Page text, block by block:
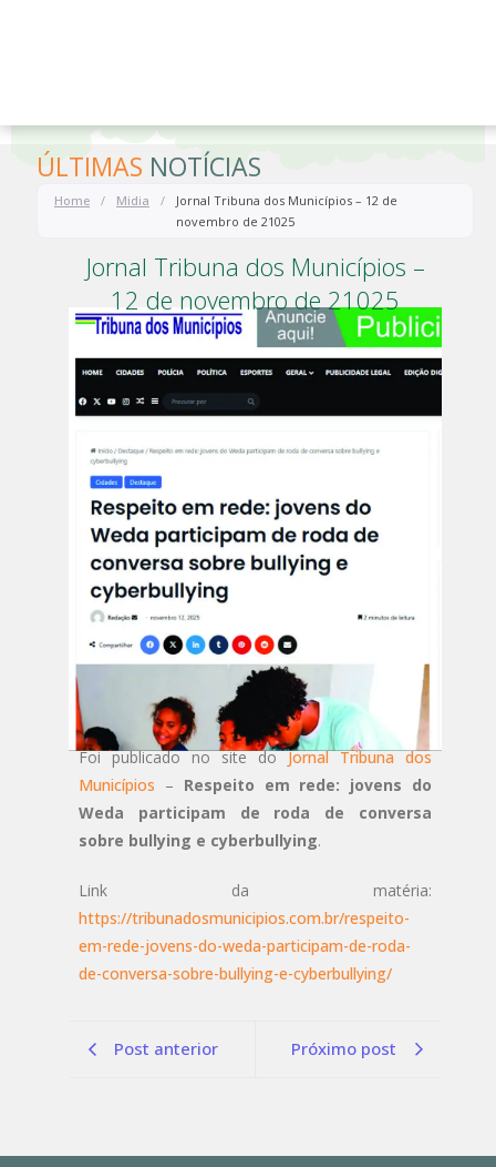
ÚLTIMAS NOTÍCIAS
Home / Midia /
Jornal Tribuna dos Municípios – 12 de
novembro de 21025
Jornal Tribuna dos Municípios –
12 de novembro de 21025
Midia- 14 de novembro de 2025
Foi publicado no site doJornal Tribuna dos
Municípios – Respeito em rede: jovens do
Weda participam de roda de conversa
sobre bullying e cyberbullying.
Link da matéria:
https://tribunadosmunicipios.com.br/respeito-
em-rede-jovens-do-weda-participam-de-roda-
de-conversa-sobre-bullying-e-cyberbullying/
Post anterior Próximo post